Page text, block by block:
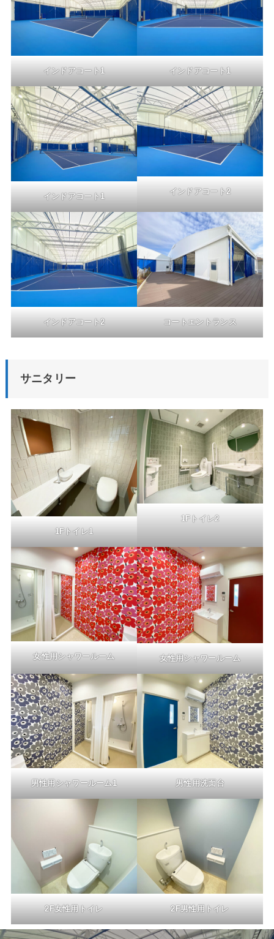
インドアコート1 インドアコート1
インドアコート1
インドアコート2
インドアコート2 コートエントランス
サニタリー
1Fトイレ1
1Fトイレ2
女性用シャワールーム 女性用シャワールーム
男性用シャワールーム1 男性用洗面台
2F女性用トイレ 2F男性用トイレ